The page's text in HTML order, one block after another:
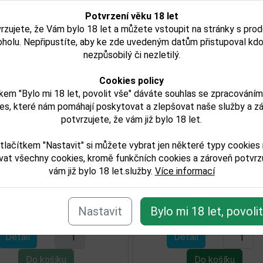
Potvrzení věku 18 let
že Vám bylo 18 let a můžete vstoupit na stránky s
Nepřipustíte, aby ke zde uvedeným datům přistupoval
nezpůsobilý či nezletilý.
Cookies policy
"Bylo mi 18 let, povolit vše" dáváte souhlas se
které nám pomáhají poskytovat a zlepšovat naše služby a
potvrzujete, že vám již bylo 18 let.
"Nastavit" si můžete vybrat jen některé typy cookies
všechny cookies, kromě funkčních cookies a zároveň
vám již bylo 18 let.služby. Více informací
Nastavit Bylo mi 18 let,
New Paradis 0,7l
40%
25 900,00 Kč
Není skladem
Detail
Hennessy XO x
0,7l 40% GB
5 871,00 Kč
Skladem
Detail